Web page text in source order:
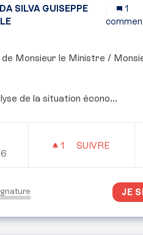
MODÈLE RÉGULÉ DE
SILVA GUISEPPE
1
de Monsieur le Ministre /
de la situation écono...
1 1 ABONNÉ
SUIVRE
JE